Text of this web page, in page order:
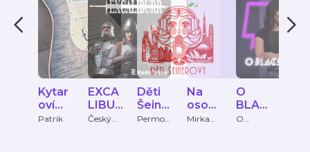
Kytar
oví
veliká
Patrik
EXCA
LIBUR
R
Český
Děti
Šeine
rovy
Permoní
Na
osob
ní
Mirka
O
BLAC
K
O